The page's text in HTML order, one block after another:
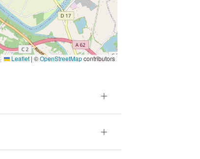
Leaflet | ©OpenStreetMapcontributors